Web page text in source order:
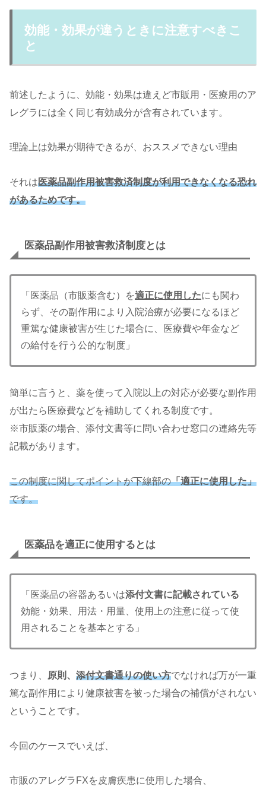
効能・効果が違うときに注意すべきこ
と
前述したように、効能・効果は違えど市販用・医療用のア
レグラには全く同じ有効成分が含有されています。
理論上は効果が期待できるが、おススメできない理由
それは医薬品副作用被害救済制度が利用できなくなる恐れ
があるためです。
医薬品副作用被害救済制度とは
「医薬品（市販薬含む）を適正に使用したにも関わ
らず、その副作用により入院治療が必要になるほど
重篤な健康被害が生じた場合に、医療費や年金など
の給付を行う公的な制度」
簡単に言うと、薬を使って入院以上の対応が必要な副作用
が出たら医療費などを補助してくれる制度です。
※市販薬の場合、添付文書等に問い合わせ窓口の連絡先等
記載があります。
この制度に関してポイントが下線部の「適正に使用した」
です。
医薬品を適正に使用するとは
「医薬品の容器あるいは添付文書に記載されている
効能・効果、用法・用量、使用上の注意に従って使
用されることを基本とする」
つまり、 原則、 添付文書通りの使い方でなければ万が一重
篤な副作用により健康被害を被った場合の補償がされない
ということです。
今回のケースでいえば、
市販のアレグラFXを皮膚疾患に使用した場合、